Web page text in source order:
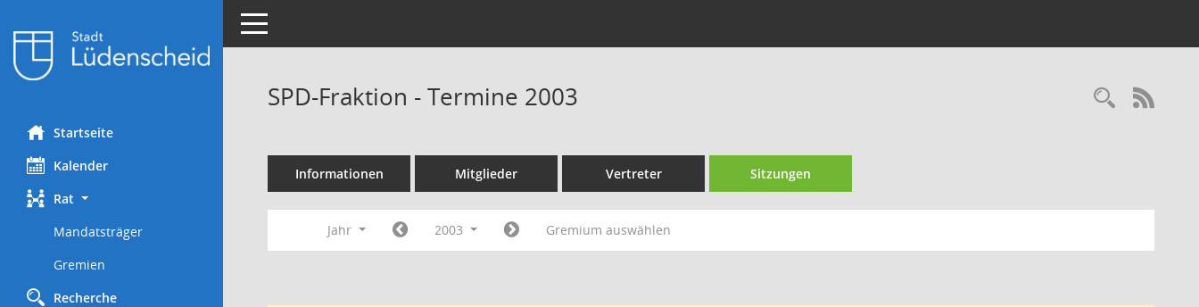
Startseite
Kalender
Rat
Mandatsträger
Gremien
Recherche
Toggle navigation
SPD-Fraktion - Termine 2003
Informationen Mitglieder Vertreter Sitzungen
Jahr 2003 Gremium auswählen